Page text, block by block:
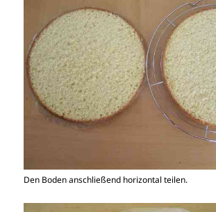
Den Boden anschließend horizontal teilen.